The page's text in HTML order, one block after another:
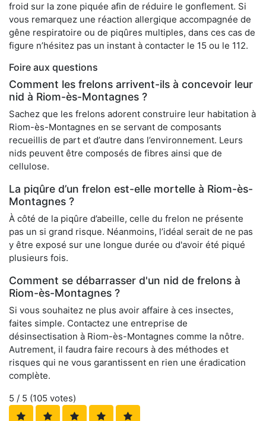
froid sur la zone piquée afin de réduire le gonflement. Si
vous remarquez une réaction allergique accompagnée de
gêne respiratoire ou de piqûres multiples, dans ces cas de
figure n’hésitez pas un instant à contacter le 15 ou le 112.
Foire aux questions
Comment les frelons arrivent-ils à concevoir leur
nid à Riom-ès-Montagnes ?
Sachez que les frelons adorent construire leur habitation à
Riom-ès-Montagnes en se servant de composants
recueillis de part et d’autre dans l’environnement. Leurs
nids peuvent être composés de fibres ainsi que de
cellulose.
La piqûre d’un frelon est-elle mortelle à Riom-ès-
Montagnes ?
À côté de la piqûre d’abeille, celle du frelon ne présente
pas un si grand risque. Néanmoins, l’idéal serait de ne pas
y être exposé sur une longue durée ou d'avoir été piqué
plusieurs fois.
Comment se débarrasser d'un nid de frelons à
Riom-ès-Montagnes ?
Si vous souhaitez ne plus avoir affaire à ces insectes,
faites simple. Contactez une entreprise de
désinsectisation à Riom-ès-Montagnes comme la nôtre.
Autrement, il faudra faire recours à des méthodes et
risques qui ne vous garantissent en rien une éradication
complète.
5 / 5 (105 votes)